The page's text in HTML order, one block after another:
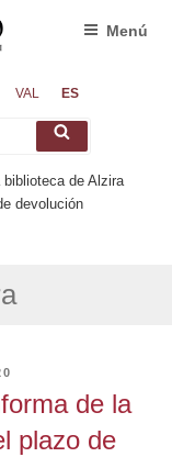
VAL ES
Buscar
Menú
biblioteca de Alzira
devolución
de la
plazo de